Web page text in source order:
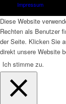
Impressum
Diese Website
Rechten als Benutzer
der Seite. Klicken Sie
direkt unsere Website
Ich stimme zu.